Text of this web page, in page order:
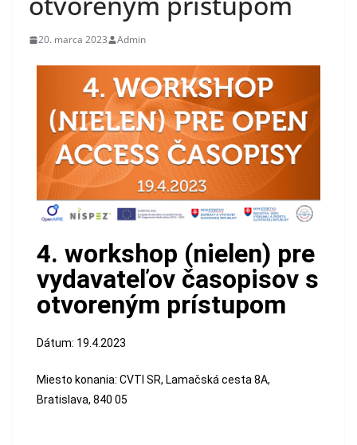
20. marca 2023 Admin
4. workshop (nielen) pre
vydavateľov časopisov s
otvoreným prístupom
Dátum: 19.4.2023
Miesto konania: CVTI SR, Lamačská cesta 8A,
Bratislava, 840 05